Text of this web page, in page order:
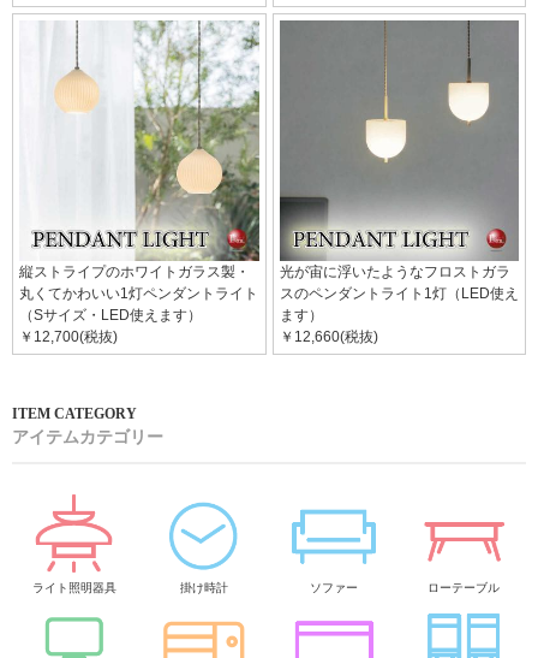
縦ストライプのホワイトガラス製・
丸くてかわいい1灯ペンダントライト
（Sサイズ・LED使えます）
￥12,700(税抜)
光が宙に浮いたようなフロストガラ
スのペンダントライト1灯（LED使え
ます）
￥12,660(税抜)
アイテムカテゴリー
ライト照明器具 掛け時計 ソファー ローテーブル